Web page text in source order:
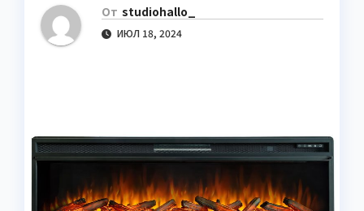
От studiohallo_
ИЮЛ 18, 2024